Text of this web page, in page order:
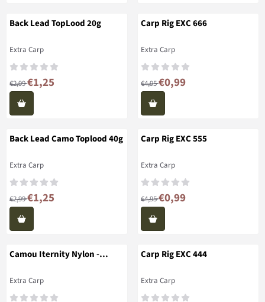
Back Lead TopLood 20g
Merk:
Extra Carp
Van 2,99 voor 1,25
€2,99€1,25
Carp Rig EXC 666
Merk:
Extra Carp
Van 4,95 voor 0,99
€4,95€0,99
Back Lead Camo Toplood 40g
Merk:
Extra Carp
Van 2,99 voor 1,25
€2,99€1,25
Carp Rig EXC 555
Merk:
Extra Carp
Van 4,95 voor 0,99
€4,95€0,99
Camou Iternity Nylon -
Merk:
Extra Carp
Carp Rig EXC 444
Merk:
Extra Carp